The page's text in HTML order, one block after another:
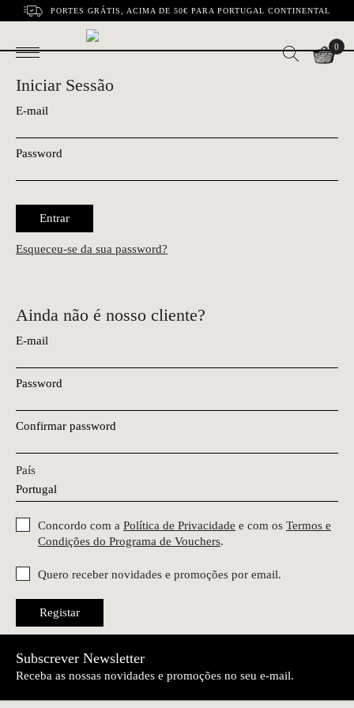
PORTES GRÁTIS, ACIMA DE 50€ PARA PORTUGAL CONTINENTAL
0
Iniciar Sessão
E-mail
Password
Entrar
Esqueceu-se da sua password?
Ainda não é nosso cliente?
E-mail
Password
Confirmar password
País
Concordo com a Política de Privacidade e com os Termos e
Condições do Programa de Vouchers.
Quero receber novidades e promoções por email.
Registar
Subscrever Newsletter
Receba as nossas novidades e promoções no seu e-mail.